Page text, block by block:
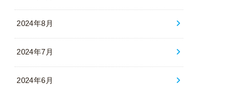
2024年8月
2024年7月
2024年6月